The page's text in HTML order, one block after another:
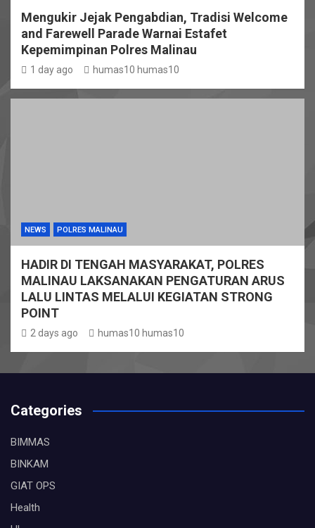
Mengukir Jejak Pengabdian, Tradisi Welcome
and Farewell Parade Warnai Estafet
Kepemimpinan Polres Malinau
1 day ago humas10 humas10
NEWS POLRES MALINAU
HADIR DI TENGAH MASYARAKAT, POLRES
MALINAU LAKSANAKAN PENGATURAN ARUS
LALU LINTAS MELALUI KEGIATAN STRONG
POINT
2 days ago humas10 humas10
Categories
BIMMAS
BINKAM
GIAT OPS
Health